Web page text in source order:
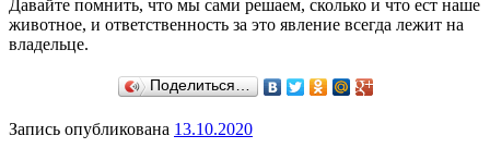
Давайте помнить, что мы сами решаем, сколько и что ест наше
животное, и ответственность за это явление всегда лежит на
владельце.
Поделиться…
Запись опубликована 13.10.2020